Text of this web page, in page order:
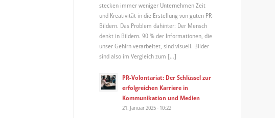
stecken immer weniger Unternehmen Zeit
und Kreativität in die Erstellung von guten PR-
Bildern. Das Problem dahinter: Der Mensch
denkt in Bildern. 90 % der Informationen, die
unser Gehirn verarbeitet, sind visuell. Bilder
sind also im Vergleich zum […]
PR-Volontariat: Der Schlüssel zur
erfolgreichen Karriere in
Kommunikation und Medien
21. Januar 2025 - 10:22